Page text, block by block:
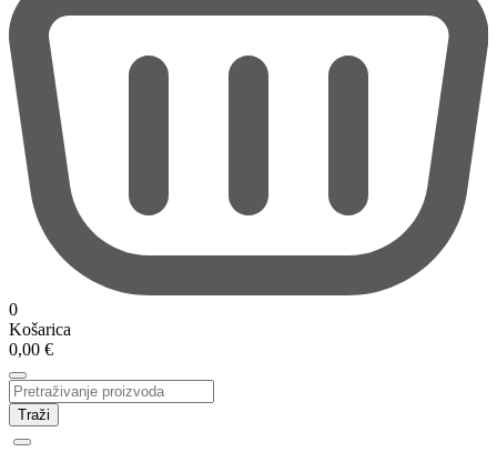
0
Košarica
0,00 €
Traži